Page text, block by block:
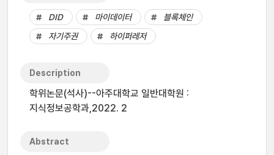
DID 마이데이터
블록체인
자기주권
하이퍼레저
Description
학위논문(석사)--아주대학교 일반대학원 :
지식정보공학과,2022. 2
Abstract